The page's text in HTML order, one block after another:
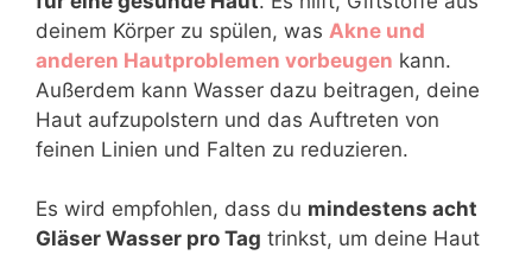
deinem Körper zu spülen, was Akne und
anderen Hautproblemen vorbeugen kann.
Außerdem kann Wasser dazu beitragen, deine
Haut aufzupolstern und das Auftreten von
feinen Linien und Falten zu reduzieren.
Es wird empfohlen, dass du mindestens acht
Gläser Wasser pro Tag trinkst, um deine Haut